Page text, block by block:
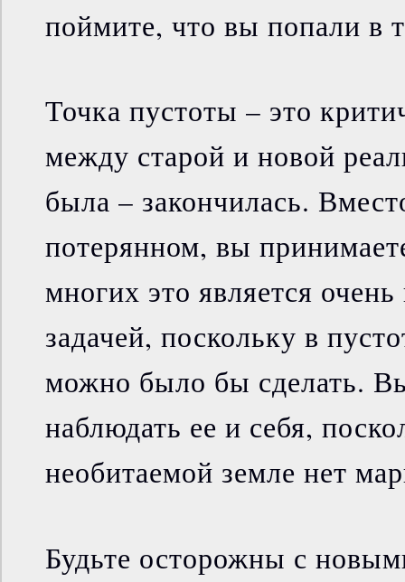
поймите, что вы попали в
Точка пустоты – это
между старой и новой
была – закончилась.
потерянном, вы
многих это является
задачей, поскольку в
можно было бы сделать.
наблюдать ее и себя,
необитаемой земле нет
Будьте осторожны с